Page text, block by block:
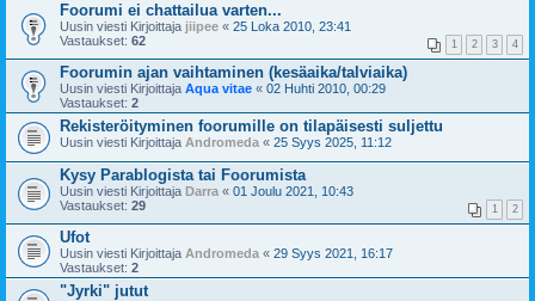
Foorumi ei chattailua varten...
Uusin viesti Kirjoittaja jiipee « 25 Loka 2010, 23:41
Vastaukset: 62 1 2 3 4
Foorumin ajan vaihtaminen (kesäaika/talviaika)
Uusin viesti Kirjoittaja Aqua vitae « 02 Huhti 2010, 00:29
Vastaukset: 2
Rekisteröityminen foorumille on tilapäisesti suljettu
Uusin viesti Kirjoittaja Andromeda « 25 Syys 2025, 11:12
Kysy Parablogista tai Foorumista
Uusin viesti Kirjoittaja Darra « 01 Joulu 2021, 10:43
Vastaukset: 29 1 2
Ufot
Uusin viesti Kirjoittaja Andromeda « 29 Syys 2021, 16:17
Vastaukset: 2
"Jyrki" jutut